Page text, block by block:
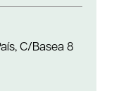
C/Basea 8